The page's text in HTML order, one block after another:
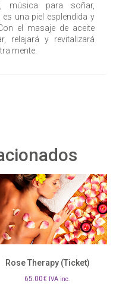
música para soñar,
una piel esplendida y
el masaje de aceite
relajará y revitalizará
mente.
Rose Therapy (Ticket)
65.00€ IVA inc.